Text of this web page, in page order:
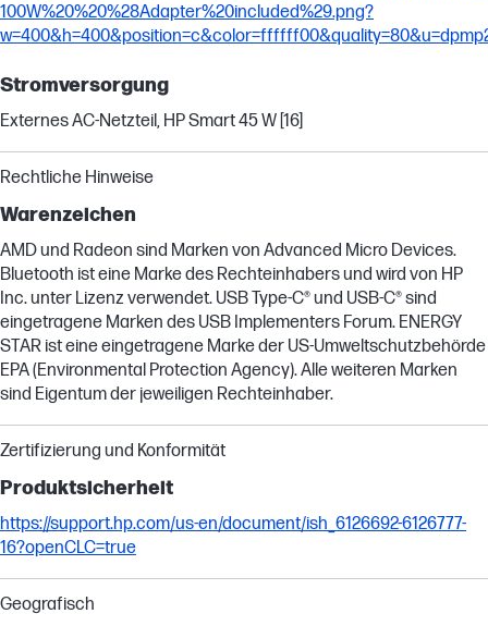
100W%20%20%28Adapter%20included%29.png?
Stromversorgung
Externes AC-Netzteil, HP Smart 45 W [16]
Rechtliche Hinweise
Warenzeichen
AMD und Radeon sind Marken von Advanced Micro Devices.
Bluetooth ist eine Marke des Rechteinhabers und wird von HP
Inc. unter Lizenz verwendet. USB Type-C® und USB-C® sind
eingetragene Marken des USB Implementers Forum. ENERGY
STAR ist eine eingetragene Marke der US-Umweltschutzbehörde
EPA (Environmental Protection Agency). Alle weiteren Marken
sind Eigentum der jeweiligen Rechteinhaber.
Zertifizierung und Konformität
Produktsicherheit
https://support.hp.com/us-en/document/ish_6126692-6126777-
16?openCLC=true
Geografisch